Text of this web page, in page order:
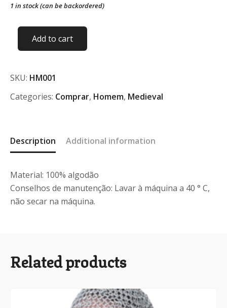
1 in stock (can be backordered)
Camisa
medieval
homem
ilhoses-
M
Add to cart
SKU: HM001
Categories: Comprar, Homem, Medieval
Description Additional information
Material: 100% algodão
Conselhos de manutenção: Lavar à máquina a 40 ° C,
não secar na máquina.
Related products